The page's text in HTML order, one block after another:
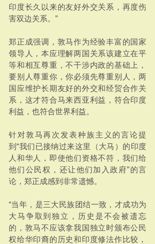
印度长久以来的友好外交关系，再度伤
害双边关系。”
郑正成强调，敦马作为经验丰富的国家
领导人，本应理解两国关系该建立在平
等和相互尊重，不干涉内政的基础上，
要别人尊重你，你必须先尊重别人，两
国应维护长期友好的外交和经贸合作关
系，这才符合马来西亚利益，符合印度
利益，也符合世界利益。
针对敦马再次发表种族主义的言论提
到“我们已接纳过来这里（大马）的印度
人和华人，即使他们资格不符，我们给
他们公民权，还让他们加入政府”的言
论，郑正成感到非常遗憾。
“当年，是三大民族团结一致，才成功为
大马争取到独立，历史是不会被遗忘
的，敦马不应该拿我国独立时颁布公民
权给华印裔的历史和印度修法作比较，